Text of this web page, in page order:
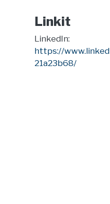
Linkit
LinkedIn:
https://
21a23b68/